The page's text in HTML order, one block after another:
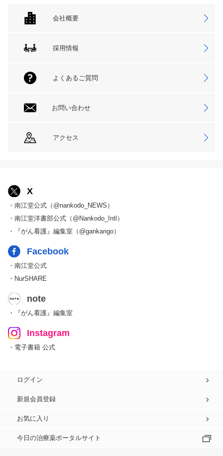
会社概要
採用情報
よくあるご質問
お問い合わせ
アクセス
X
・南江堂公式（@nankodo_NEWS）
・南江堂洋書部公式（@Nankodo_Intl）
・『がん看護』編集室（@gankango）
Facebook
・南江堂公式
・NurSHARE
note
・『がん看護』編集室
Instagram
・電子書籍 公式
ログイン
新規会員登録
お気に入り
今日の治療薬ポータルサイト